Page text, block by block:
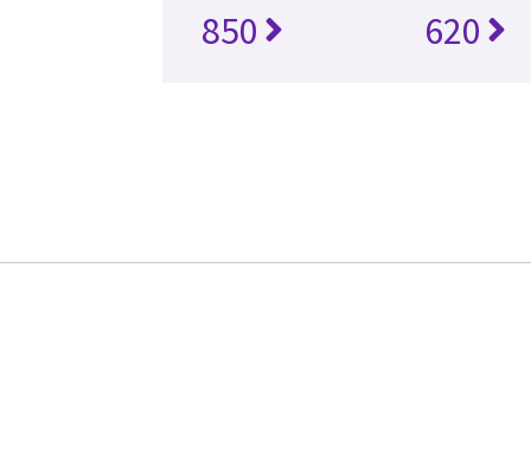
850
620